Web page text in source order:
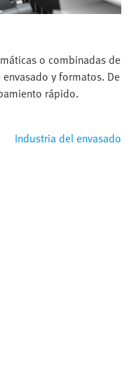
o combinadas de
y formatos. De
rápido.
Industria del envasado